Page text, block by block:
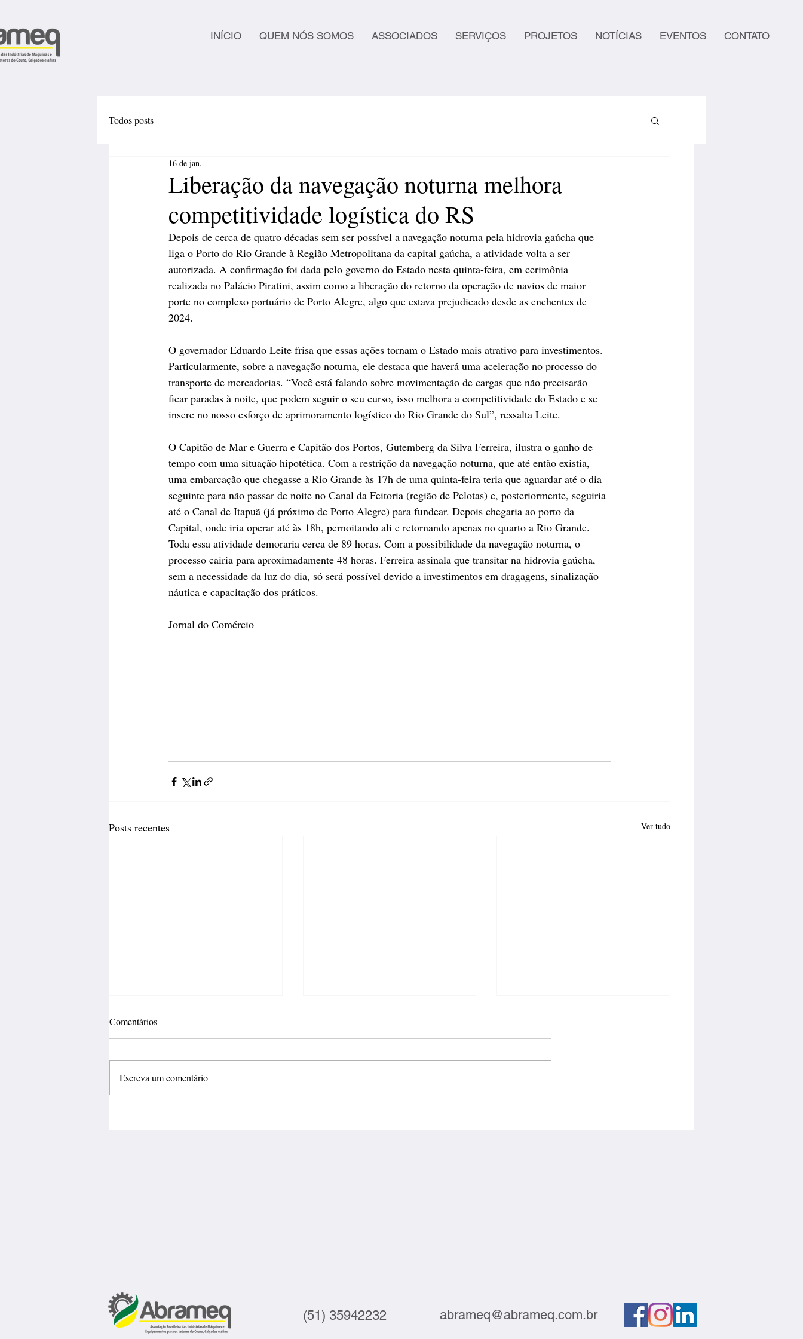
INÍCIO QUEM NÓS SOMOS ASSOCIADOS SERVIÇOS PROJETOS NOTÍCIAS EVENTOS CONTATO
Todos posts
Liberação da navegação noturna melhora
competitividade logística do RS
16 de jan.
Depois de cerca de quatro décadas sem ser possível a navegação noturna pela hidrovia gaúcha que
liga o Porto do Rio Grande à Região Metropolitana da capital gaúcha, a atividade volta a ser
autorizada. A confirmação foi dada pelo governo do Estado nesta quinta-feira, em cerimônia
realizada no Palácio Piratini, assim como a liberação do retorno da operação de navios de maior
porte no complexo portuário de Porto Alegre, algo que estava prejudicado desde as enchentes de
2024.
O governador Eduardo Leite frisa que essas ações tornam o Estado mais atrativo para investimentos.
Particularmente, sobre a navegação noturna, ele destaca que haverá uma aceleração no processo do
transporte de mercadorias. “Você está falando sobre movimentação de cargas que não precisarão
ficar paradas à noite, que podem seguir o seu curso, isso melhora a competitividade do Estado e se
insere no nosso esforço de aprimoramento logístico do Rio Grande do Sul”, ressalta Leite.
O Capitão de Mar e Guerra e Capitão dos Portos, Gutemberg da Silva Ferreira, ilustra o ganho de
tempo com uma situação hipotética. Com a restrição da navegação noturna, que até então existia,
uma embarcação que chegasse a Rio Grande às 17h de uma quinta-feira teria que aguardar até o dia
seguinte para não passar de noite no Canal da Feitoria (região de Pelotas) e, posteriormente, seguiria
até o Canal de Itapuã (já próximo de Porto Alegre) para fundear. Depois chegaria ao porto da
Capital, onde iria operar até às 18h, pernoitando ali e retornando apenas no quarto a Rio Grande.
Toda essa atividade demoraria cerca de 89 horas. Com a possibilidade da navegação noturna, o
processo cairia para aproximadamente 48 horas. Ferreira assinala que transitar na hidrovia gaúcha,
sem a necessidade da luz do dia, só será possível devido a investimentos em dragagens, sinalização
náutica e capacitação dos práticos.
Jornal do Comércio
Posts recentes Ver tudo
Comentários
Escreva um comentário
(51) 35942232 abrameq@abrameq.com.br